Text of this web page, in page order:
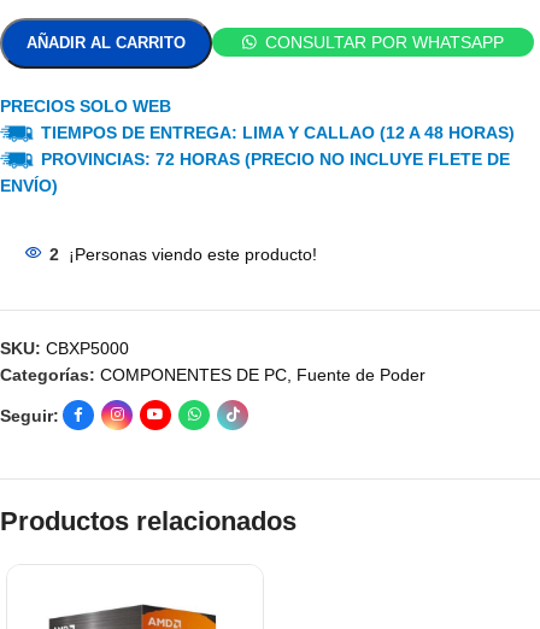
AÑADIR AL CARRITO CONSULTAR POR WHATSAPP
PRECIOS SOLO WEB
TIEMPOS DE ENTREGA: LIMA Y CALLAO (12 A 48 HORAS)
PROVINCIAS: 72 HORAS (PRECIO NO INCLUYE FLETE DE
ENVÍO)
2 ¡Personas viendo este producto!
SKU: CBXP5000
Categorías: COMPONENTES DE PC Fuente de Poder
Seguir:
Productos relacionados